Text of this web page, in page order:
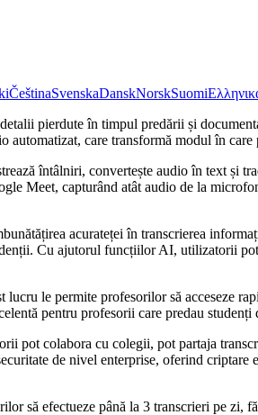
ČeštinaSvenskaDanskNorskSuomi
pierdute în timpul predării și
care transformă modul în
întâlniri, convertește audio în text și
Meet, capturând atât audio de la
acurateței în transcrierea
Cu ajutorul funcțiilor AI, utilizatorii
le permite profesorilor să acceseze
pentru profesorii care predau
pot colabora cu colegii, pot partaja
de nivel enterprise, oferind
să efectueze până la 3 transcrieri pe zi,